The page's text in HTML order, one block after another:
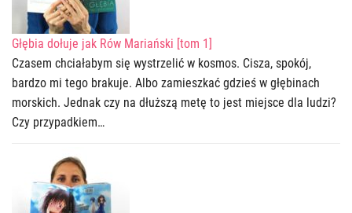
Głębia dołuje jak Rów Mariański [tom 1]
Czasem chciałabym się wystrzelić w kosmos. Cisza, spokój,
bardzo mi tego brakuje. Albo zamieszkać gdzieś w głębinach
morskich. Jednak czy na dłuższą metę to jest miejsce dla ludzi?
Czy przypadkiem…